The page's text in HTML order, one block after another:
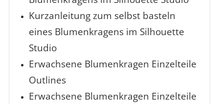
Kurzanleitung zum selbst basteln
eines Blumenkragens im Silhouette
Studio
Erwachsene Blumenkragen Einzelteile
Outlines
Erwachsene Blumenkragen Einzelteile